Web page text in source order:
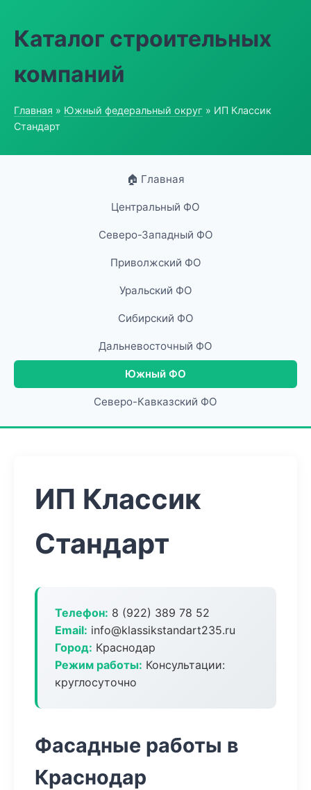
Каталог строительных
компаний
Главная » Южный федеральный округ » ИП Классик
Стандарт
🏠 Главная
Центральный ФО
Северо-Западный ФО
Приволжский ФО
Уральский ФО
Сибирский ФО
Дальневосточный ФО
Южный ФО
Северо-Кавказский ФО
ИП Классик
Стандарт
Телефон: 8 (922) 389 78 52
Email: info@klassikstandart235.ru
Город: Краснодар
Режим работы: Консультации:
круглосуточно
Фасадные работы в
Краснодар